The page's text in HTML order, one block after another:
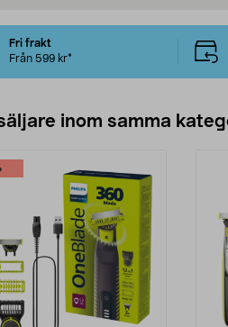
Fri frakt
Från 599 kr*
inom samma